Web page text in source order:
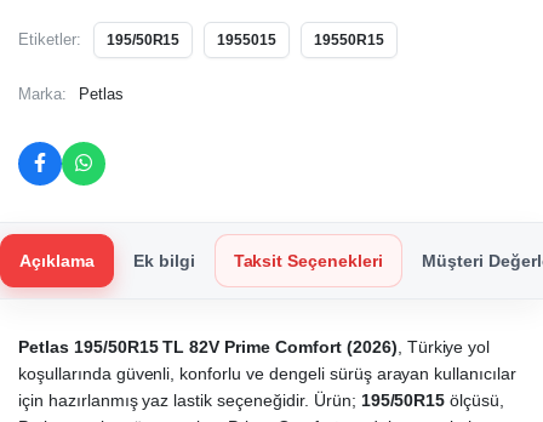
Etiketler: 195/50R15 1955015 19550R15
Marka: Petlas
Açıklama Ek bilgi Taksit Seçenekleri Müşteri
Petlas 195/50R15 TL 82V Prime Comfort (2026) , Türkiye yol
koşullarında güvenli, konforlu ve dengeli sürüş arayan kullanıcılar
için hazırlanmış yaz lastik seçeneğidir. Ürün; 195/50R15 ölçüsü,